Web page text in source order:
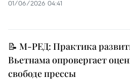
01/06/2026 04:41
📝 М-РЕД: Практика
Вьетнама опровергает
свободе прессы